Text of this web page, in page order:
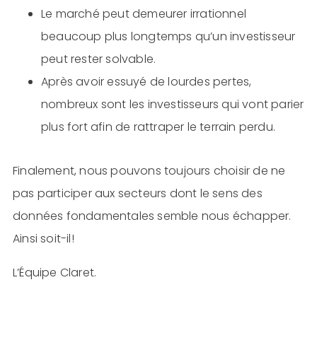
Le marché peut demeurer irrationnel
beaucoup plus longtemps qu’un investisseur
peut rester solvable.
Après avoir essuyé de lourdes pertes,
nombreux sont les investisseurs qui vont parier
plus fort afin de rattraper le terrain perdu.
Finalement, nous pouvons toujours choisir de ne
pas participer aux secteurs dont le sens des
données fondamentales semble nous échapper.
Ainsi soit-il!
L’Équipe Claret.